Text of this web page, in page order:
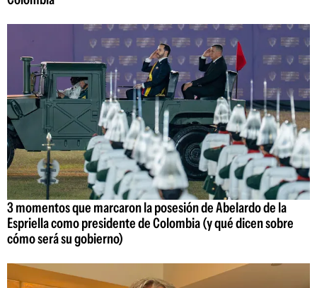
3 momentos que marcaron la posesión de Abelardo de la
Espriella como presidente de Colombia (y qué dicen sobre
cómo será su gobierno)